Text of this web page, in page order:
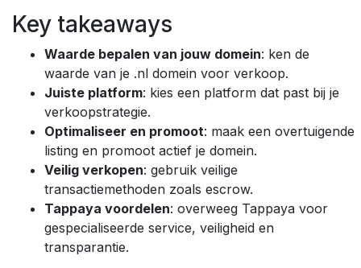
Key takeaways
Waarde bepalen van jouw domein: ken de
waarde van je .nl domein voor verkoop.
Juiste platform: kies een platform dat past bij je
verkoopstrategie.
Optimaliseer en promoot: maak een overtuigende
listing en promoot actief je domein.
Veilig verkopen: gebruik veilige
transactiemethoden zoals escrow.
Tappaya voordelen: overweeg Tappaya voor
gespecialiseerde service, veiligheid en
transparantie.